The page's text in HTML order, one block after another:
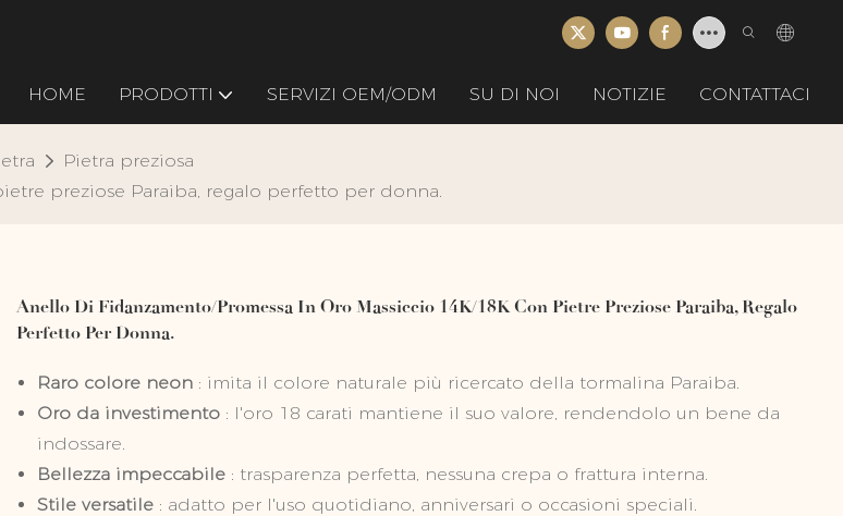
HOME PRODOTTI SERVIZI OEM/ODM SU DI NOI NOTIZIE CONTATTACI
Pietra preziosa
preziose Paraiba, regalo perfetto per donna.
Anello Di Fidanzamento/promessa In Oro Massiccio 14K/18K Con Pietre Preziose Paraiba, Regalo
Perfetto Per Donna.
Raro colore neon : imita il colore naturale più ricercato della tormalina Paraiba.
Oro da investimento : l'oro 18 carati mantiene il suo valore, rendendolo un bene da
indossare.
Bellezza impeccabile : trasparenza perfetta, nessuna crepa o frattura interna.
Stile versatile : adatto per l'uso quotidiano, anniversari o occasioni speciali.